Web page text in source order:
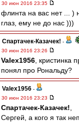
30 июн 2016 23:35
флинта на вас нет ... )
глаз, ему не до нас )))
Спартачек-Казачек! -
30 июн 2016 23:26
Valex1956 , кристинка
понял про Рональду?
Valex1956 -
30 июн 2016 23:23
Спартачек-Казачек!
Сергей, а кого я так